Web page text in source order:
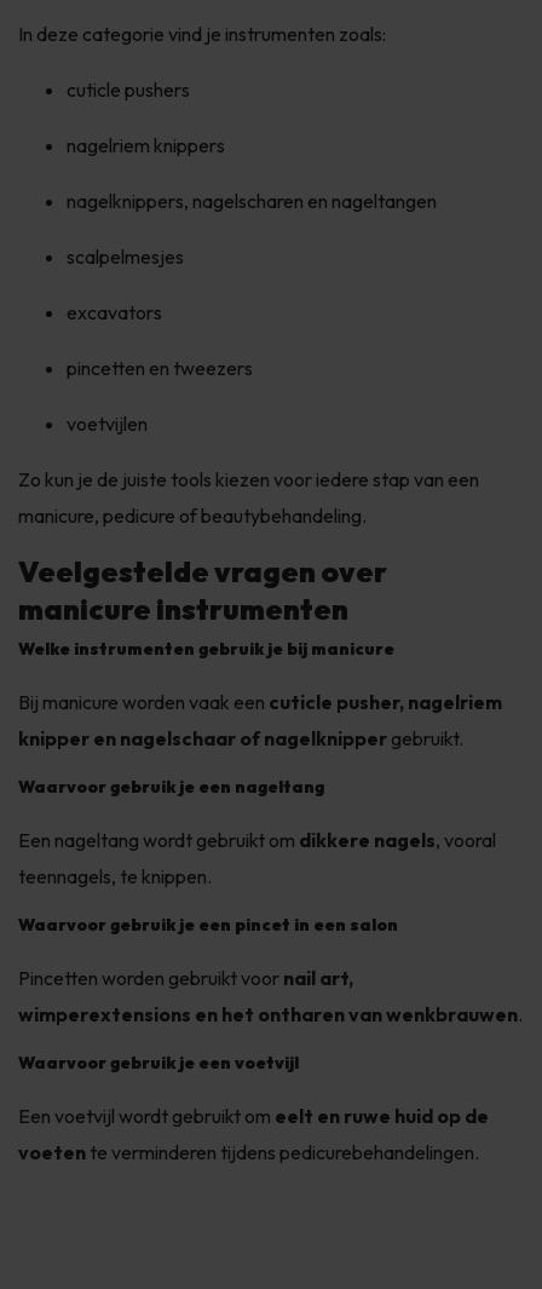
In deze categorie vind je instrumenten zoals:
cuticle pushers
nagelriem knippers
nagelknippers, nagelscharen en nageltangen
scalpelmesjes
excavators
pincetten en tweezers
voetvijlen
Zo kun je de juiste tools kiezen voor iedere stap van een
manicure, pedicure of beautybehandeling.
Veelgestelde vragen over
manicure instrumenten
Welke instrumenten gebruik je bij manicure
Bij manicure worden vaak een cuticle pusher, nagelriem
knipper en nagelschaar of nagelknipper gebruikt.
Waarvoor gebruik je een nageltang
Een nageltang wordt gebruikt om dikkere nagels, vooral
teennagels, te knippen.
Waarvoor gebruik je een pincet in een salon
Pincetten worden gebruikt voor nail art,
wimperextensions en het ontharen van wenkbrauwen.
Waarvoor gebruik je een voetvijl
Een voetvijl wordt gebruikt om eelt en ruwe huid op de
voeten te verminderen tijdens pedicurebehandelingen.